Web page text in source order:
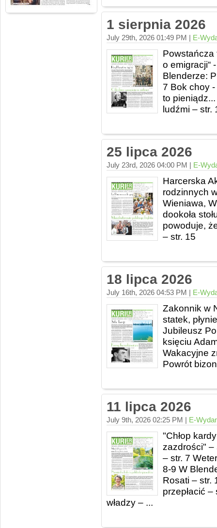
1 sierpnia 2026
July 29th, 2026 01:49 PM | E-
Powstańcza
o emigracji“
Blenderze:
7 Bok choy
to
ludźmi – str.
25 lipca 2026
July 23rd, 2026 04:00 PM | E-
Harcerska
rodzinnych
Wieniawa,
dookoła
powoduje,
– str. 15
18 lipca 2026
July 16th, 2026 04:53 PM | E-
Zakonnik w
statek,
Jubileusz
księciu
Wakacyjne
Powrót
11 lipca 2026
July 9th, 2026 02:25 PM | E-
"Chłop
zazdrości" –
– str. 7
8-9 W
Rosati – str.
przepłacić
władzy – ...